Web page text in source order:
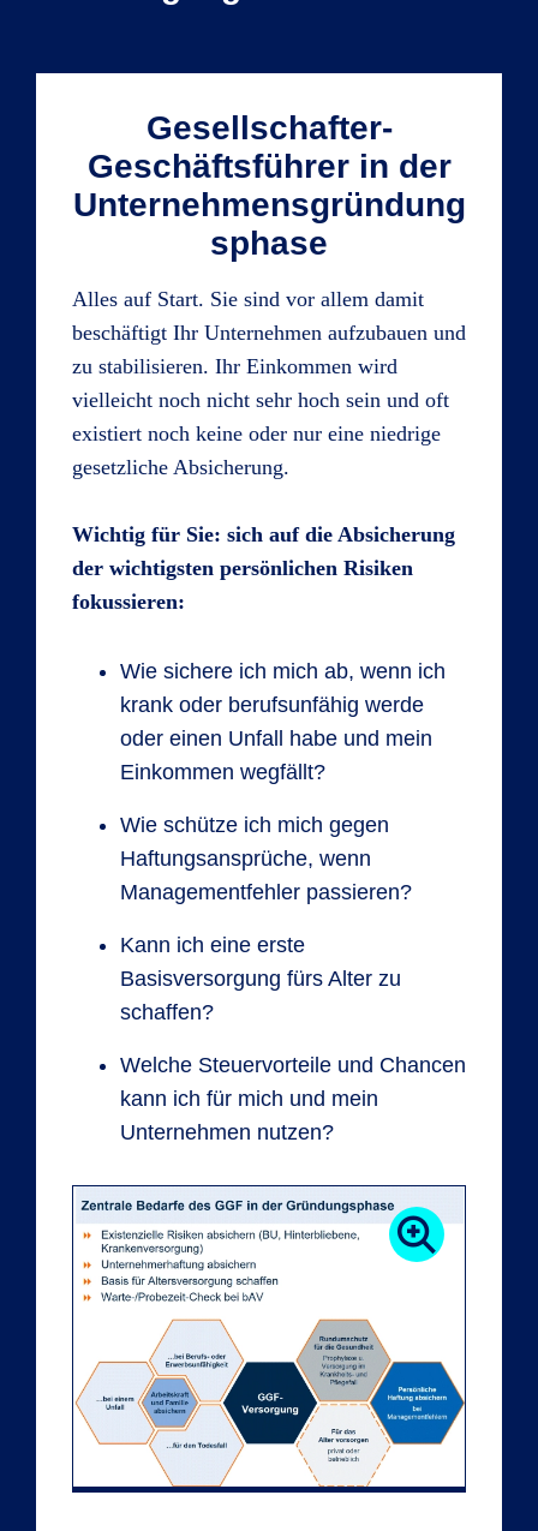
Gesellschafter-
Geschäftsführer in der
Unternehmensgründung
sphase
Alles auf Start. Sie sind vor allem damit
beschäftigt Ihr Unternehmen aufzubauen und
zu stabilisieren. Ihr Einkommen wird
vielleicht noch nicht sehr hoch sein und oft
existiert noch keine oder nur eine niedrige
gesetzliche Absicherung.
Wichtig für Sie: sich auf die Absicherung
der wichtigsten persönlichen Risiken
fokussieren:
Wie sichere ich mich ab, wenn ich
krank oder berufsunfähig werde
oder einen Unfall habe und mein
Einkommen wegfällt?
Wie schütze ich mich gegen
Haftungsansprüche, wenn
Managementfehler passieren?
Kann ich eine erste
Basisversorgung fürs Alter zu
schaffen?
Welche Steuervorteile und Chancen
kann ich für mich und mein
Unternehmen nutzen?